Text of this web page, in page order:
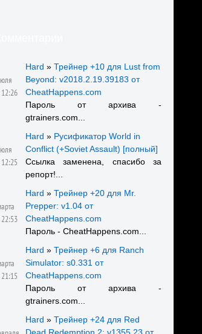
Hard » Трейнер +10 для Lust from
Beyond: v2018.2.19.39183 от
CheatHappens.com
Пароль от архива -
gtrainers.com...
Hard » Русификатор World in
Conflict (+Soviet Assault) [полный]
Ссылка заменена, спасибо за
репорт!...
Hard » Трейнер +20 для Mr.
Prepper: v1.04 от
CheatHappens.com
Пароль - CheatHappens.com...
Hard » Трейнер +6 для Ranch
Simulator: s0.331 от
CheatHappens.com
Пароль от архива -
gtrainers.com...
Hard » Трейнер +24 для Red